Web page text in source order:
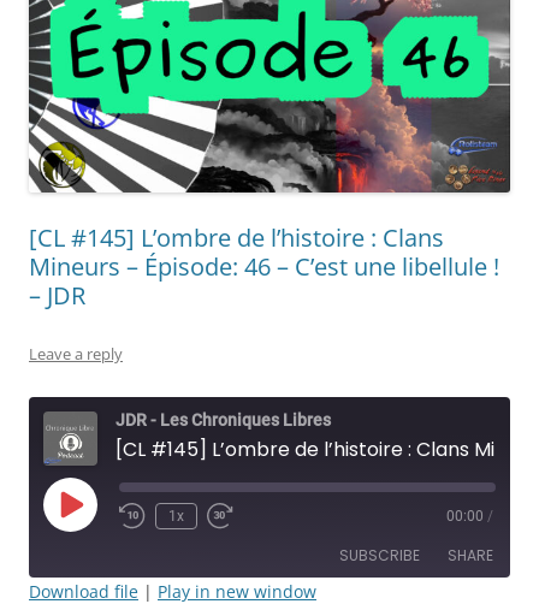
[CL #145] L’ombre de l’histoire : Clans
Mineurs – Épisode: 46 – C’est une libellule !
– JDR
Leave a reply
JDR - Les Chroniques Libres
Play
Episode
Rewind
1x
Fast
seconds
00:00 /
SUBSCRIBE SHARE
Download file | Play in new window